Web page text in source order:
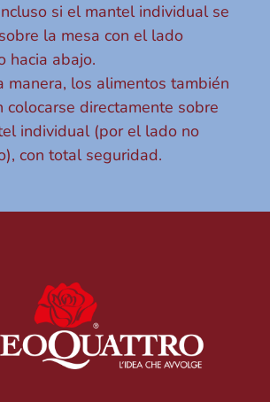
si el mantel individual se
la mesa con el lado
hacia abajo.
manera, los alimentos también
colocarse directamente sobre
individual (por el lado no
con total seguridad.